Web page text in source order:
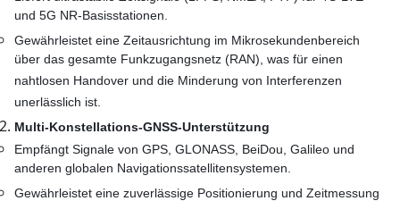
und 5G NR-Basisstationen.
Gewährleistet eine Zeitausrichtung im Mikrosekundenbereich
über das gesamte Funkzugangsnetz (RAN), was für einen
nahtlosen Handover und die Minderung von Interferenzen
unerlässlich ist.
Multi-Konstellations-GNSS-Unterstützung
Empfängt Signale von GPS, GLONASS, BeiDou, Galileo und
anderen globalen Navigationssatellitensystemen.
Gewährleistet eine zuverlässige Positionierung und Zeitmessung